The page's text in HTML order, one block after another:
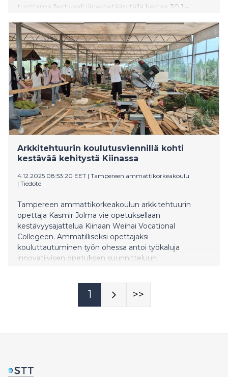
tuottama festivaali järjestetään tällä kertaa 30.1.–
Arkkitehtuurin koulutusviennillä kohti
kestävää kehitystä Kiinassa
4.12.2025 08:53:20 EET | Tampereen ammattikorkeakoulu
| Tiedote
Tampereen ammattikorkeakoulun arkkitehtuurin
opettaja Kasmir Jolma vie opetuksellaan
kestävyysajattelua Kiinaan Weihai Vocational
Collegeen. Ammatilliseksi opettajaksi
kouluttautuminen työn ohessa antoi työkaluja
innovatiivisen opetuksen suunnitteluun.
1 >>